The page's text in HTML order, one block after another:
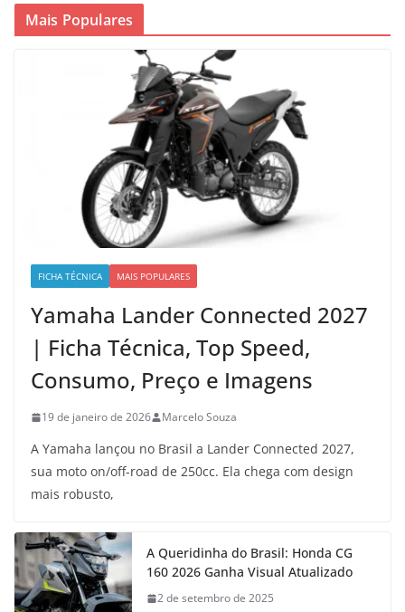
Mais Populares
FICHA TÉCNICA MAIS POPULARES
Yamaha Lander Connected 2027
| Ficha Técnica, Top Speed,
Consumo, Preço e Imagens
19 de janeiro de 2026 Marcelo Souza
A Yamaha lançou no Brasil a Lander Connected 2027,
sua moto on/off-road de 250cc. Ela chega com design
mais robusto,
A Queridinha do Brasil: Honda CG
160 2026 Ganha Visual Atualizado
2 de setembro de 2025